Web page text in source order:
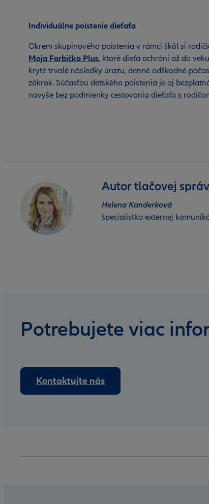
Individuálne poistenie dieťaťa
Okrem skupinového poistenia v rámci škôl si
Moja Farbička Plus, ktoré dieťa ochráni až do
kryté trvalé následky úrazu, denné odškodné
zákrok. Súčasťou detského poistenia je aj
navyše bez podmienky cestovania dieťaťa s
Autor tlačovej
Helena Kanderková
špecialistka externej
Potrebujete viac
Kontaktujte nás